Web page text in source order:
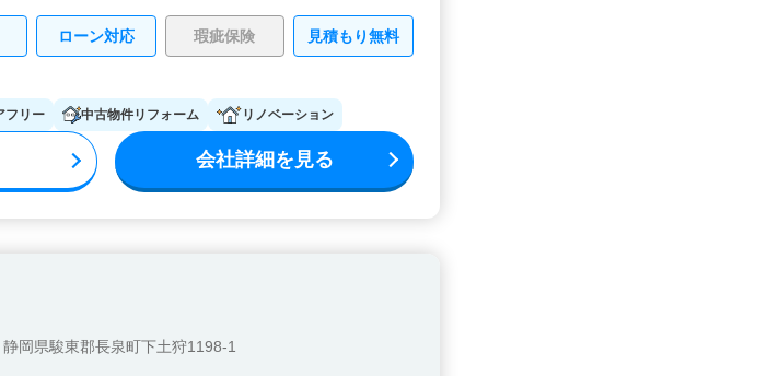
ローン対応 瑕疵保険 見積もり無料
フリー 中古物件リフォーム リノベーション
会社詳細を見る
岡県駿東郡長泉町下土狩1198-1